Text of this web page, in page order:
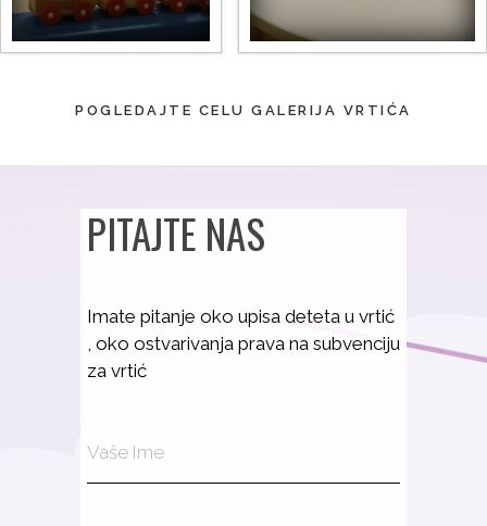
POGLEDAJTE CELU GALERIJA VRTIĆA
PITAJTE NAS
Imate pitanje oko upisa deteta u vrtić
, oko ostvarivanja prava na subvenciju
za vrtić